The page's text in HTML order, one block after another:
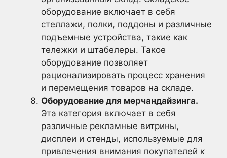
оборудование включает в себя
стеллажи, полки, поддоны и различные
подъемные устройства, такие как
тележки и штабелеры. Такое
оборудование позволяет
рационализировать процесс хранения
и перемещения товаров на складе.
Оборудование для мерчандайзинга.
Эта категория включает в себя
различные рекламные витрины,
дисплеи и стенды, используемые для
привлечения внимания покупателей к